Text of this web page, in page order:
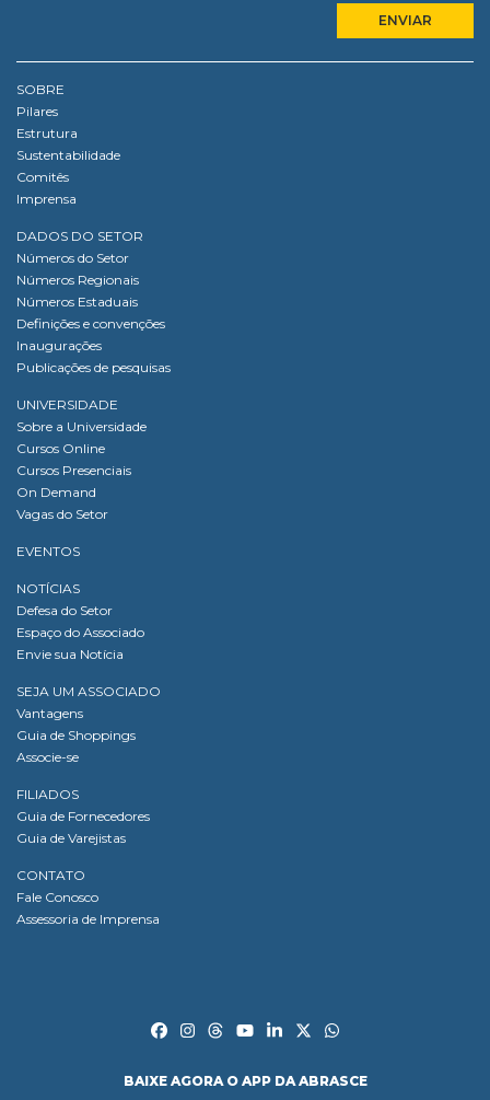
SOBRE
Pilares
Estrutura
Sustentabilidade
Comitês
Imprensa
DADOS DO SETOR
Números do Setor
Números Regionais
Números Estaduais
Definições e convenções
Inaugurações
Publicações de pesquisas
UNIVERSIDADE
Sobre a Universidade
Cursos Online
Cursos Presenciais
On Demand
Vagas do Setor
EVENTOS
NOTÍCIAS
Defesa do Setor
Espaço do Associado
Envie sua Notícia
SEJA UM ASSOCIADO
Vantagens
Guia de Shoppings
Associe-se
FILIADOS
Guia de Fornecedores
Guia de Varejistas
CONTATO
Fale Conosco
Assessoria de Imprensa
BAIXE AGORA O APP DA ABRASCE